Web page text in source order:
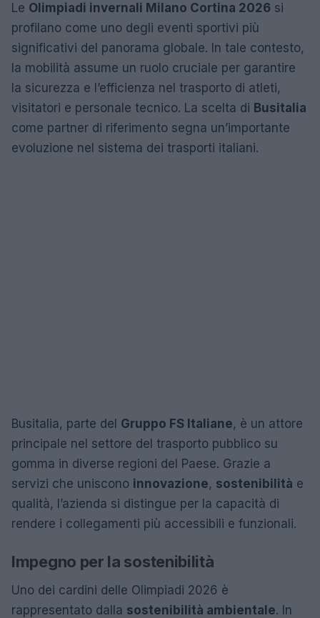
Le Olimpiadi invernali Milano Cortina 2026 si
profilano come uno degli eventi sportivi più
significativi del panorama globale. In tale contesto,
la mobilità assume un ruolo cruciale per garantire
la sicurezza e l’efficienza nel trasporto di atleti,
visitatori e personale tecnico. La scelta di Busitalia
come partner di riferimento segna un’importante
evoluzione nel sistema dei trasporti italiani.
Busitalia, parte del Gruppo FS Italiane, è un attore
principale nel settore del trasporto pubblico su
gomma in diverse regioni del Paese. Grazie a
servizi che uniscono innovazione, sostenibilità e
qualità, l’azienda si distingue per la capacità di
rendere i collegamenti più accessibili e funzionali.
Impegno per la sostenibilità
Uno dei cardini delle Olimpiadi 2026 è
rappresentato dalla sostenibilità ambientale. In